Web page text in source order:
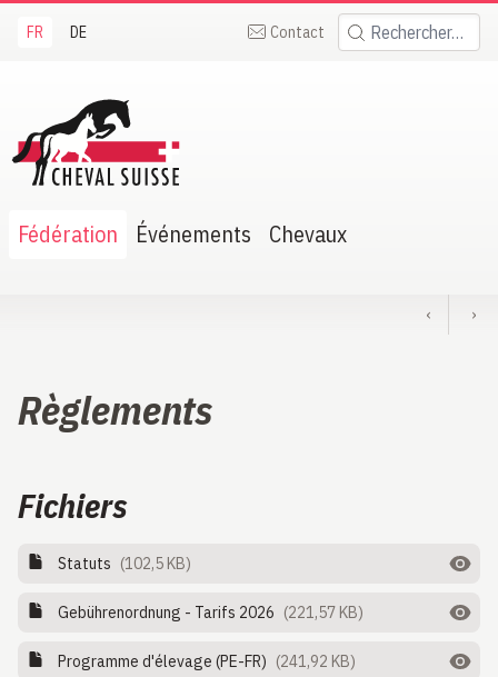
FR DE Contact Rechercher:
Suisse
Fédération Événements Chevaux
‹ ›
Règlements
Fichiers
Statuts (102,5 KB)
Gebührenordnung - Tarifs 2026 (221,57 KB)
Programme d'élevage (PE-FR) (241,92 KB)